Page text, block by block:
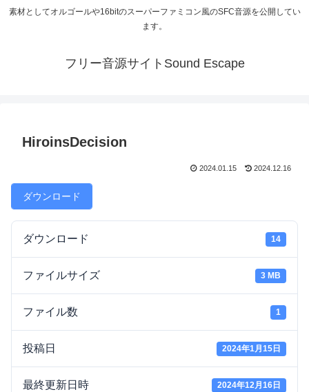
素材としてオルゴールや16bitのスーパーファミコン風のSFC音源を公開してい
ます。
フリー音源サイトSound Escape
HiroinsDecision
2024.01.15 2024.12.16
ダウンロード
ダウンロード 14
ファイルサイズ 3 MB
ファイル数 1
投稿日 2024年1月15日
最終更新日時 2024年12月16日